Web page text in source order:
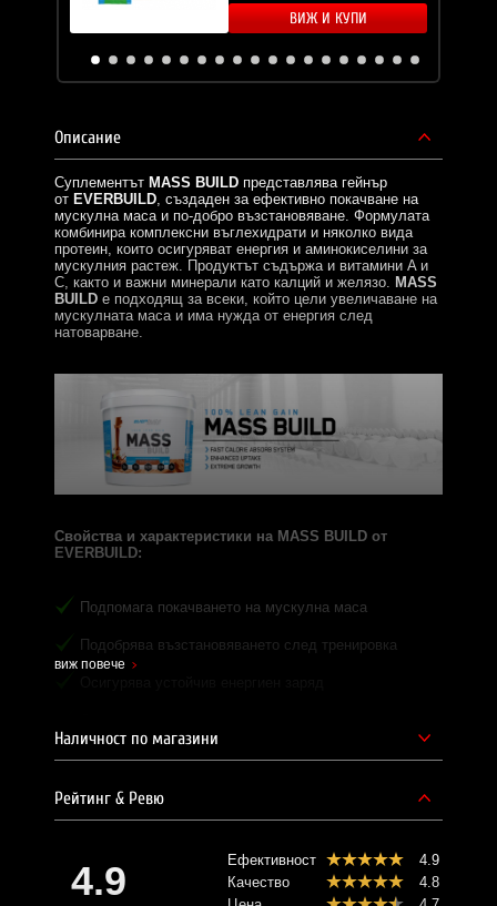
ВИЖ И КУПИ
Описание
СуплементътMASS BUILD представлява гейнър
отEVERBUILD , създаден за ефективно покачване на
мускулна маса и по-добро възстановяване. Формулата
комбинира комплексни въглехидрати и няколко вида
протеин, които осигуряват енергия и аминокиселини за
мускулния растеж. Продуктът съдържа и витамини A и
C, както и важни минерали като калций и желязо.MASS
BUILD е подходящ за всеки, който цели увеличаване на
мускулната маса и има нужда от енергия след
натоварване.
Свойства и характеристики на MASS BUILD от
EVERBUILD:
Подпомага покачването на мускулна маса
Подобрява възстановяването след тренировка
С няколко вида белтъчини
С 12.4 g протеин в доза
С калций и желязо
виж повече
Наличност по магазини
Рейтинг & Ревю
4.9 Ефективност
4.9
Качество
4.8